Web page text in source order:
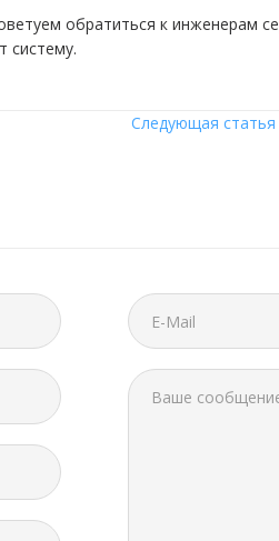
обратиться к инженерам
систему.
Следующая статья